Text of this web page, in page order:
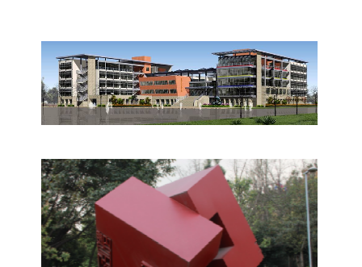
学生活动 创业就业 奖助学金
常用办公电话 办事流程 材料下载